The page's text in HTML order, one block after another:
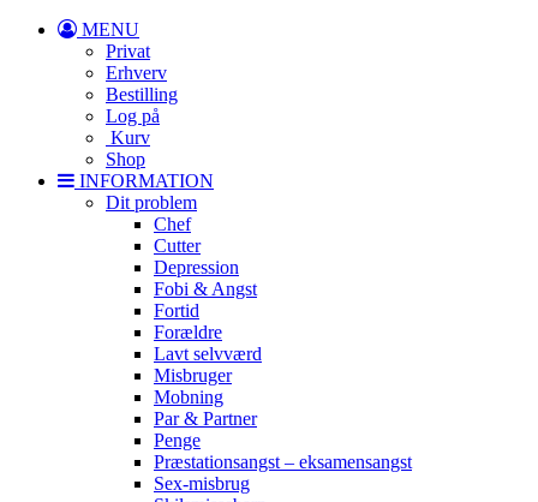
MENU
Privat
Erhverv
Bestilling
Log på
Kurv
Shop
INFORMATION
Dit problem
Chef
Cutter
Depression
Fobi & Angst
Fortid
Forældre
Lavt selvværd
Misbruger
Mobning
Par & Partner
Penge
Præstationsangst – eksamensangst
Sex-misbrug